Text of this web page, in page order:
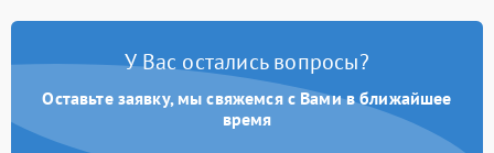
У Вас остались вопросы?
Оставьте заявку, мы свяжемся с Вами в ближайшее
время